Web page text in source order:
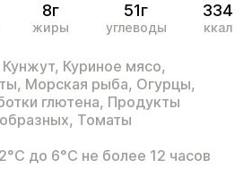
8г
жиры
51г
углеводы
334
ккал
Кунжут, Куриное мясо,
Морская рыба, Огурцы,
глютена, Продукты
Томаты
до 6°С не более 12 часов